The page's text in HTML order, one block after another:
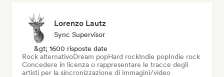
Lorenzo Lautz
Sync Supervisor
&gt; 1600 risposte date
Rock alternativoDream popHard rockIndie popIndie rock
Concedere in licenza o rappresentare le tracce degli
artisti per la sincronizzazione di immagini/video